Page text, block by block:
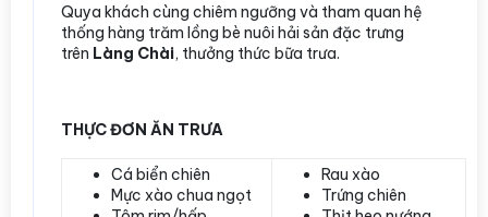
Quya khách cùng chiêm ngưỡng và tham quan hệ
thống hàng trăm lồng bè nuôi hải sản đặc trưng
trên Làng Chài, thưởng thức bữa trưa.
THỰC ĐƠN ĂN TRƯA
Cá biển chiên
Mực xào chua ngọt
Rau xào
Trứng chiên